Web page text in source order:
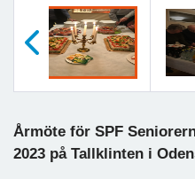
Årmöte för SPF
2023 på Tallklinten i